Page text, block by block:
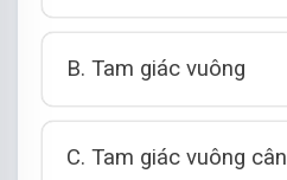
B. Tam giác vuông
C. Tam giác vuông cân